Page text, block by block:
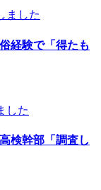
ました
経験で「得たも
した
検幹部「調査し